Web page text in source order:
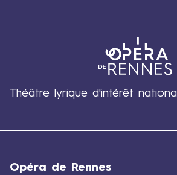
Théâtre lyrique d'intérêt national
Opéra de Rennes